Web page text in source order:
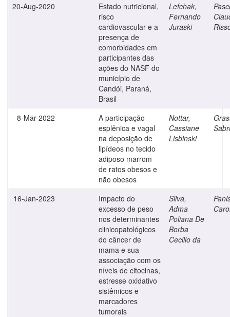
20-Aug-2020
Estado nutricional,
risco
cardiovascular e a
presença de
comorbidades em
participantes das
ações do NASF do
município de
Candói, Paraná,
Brasil
Lefchak,
Fernando
Juraski
8-Mar-2022
A participação
esplênica e vagal
na deposição de
lipídeos no tecido
adiposo marrom
de ratos obesos e
não obesos
Nottar,
Cassiane
Lisbinski
16-Jan-2023
Impacto do
excesso de peso
nos determinantes
clinicopatológicos
do câncer de
mama e sua
associação com os
níveis de citocinas,
estresse oxidativo
sistêmicos e
marcadores
tumorais
Silva,
Adma
Poliana De
Borba
Cecilio da